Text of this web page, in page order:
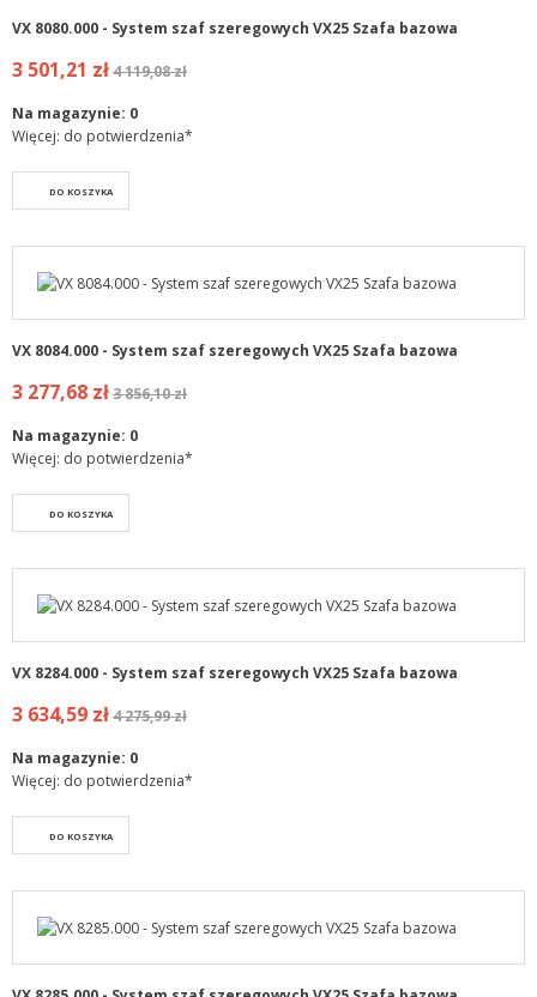
VX 8080.000 - System szaf szeregowych VX25 Szafa bazowa
3 501,21 zł4 119,08 zł
Na magazynie: 0
Więcej: do potwierdzenia*
DO KOSZYKA
VX 8084.000 - System szaf szeregowych VX25 Szafa bazowa
3 277,68 zł3 856,10 zł
Na magazynie: 0
Więcej: do potwierdzenia*
DO KOSZYKA
VX 8284.000 - System szaf szeregowych VX25 Szafa bazowa
3 634,59 zł4 275,99 zł
Na magazynie: 0
Więcej: do potwierdzenia*
DO KOSZYKA